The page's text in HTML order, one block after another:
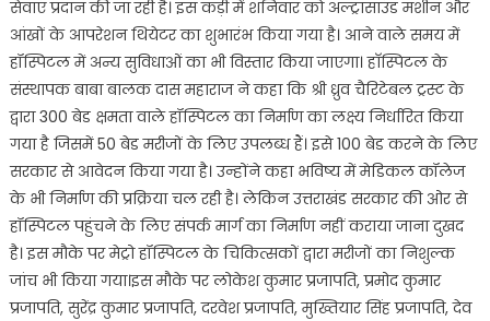
सेवाएं प्रदान की जा रही है।‌ इस कड़ी में शनिवार को अल्ट्रासाउंड मशीन और
आंखों के आपरेशन थियेटर का शुभारंभ किया गया है। आने वाले समय में
हॉस्पिटल में अन्य सुविधाओं का भी विस्तार किया जाएगा। हाॅस्पिटल के
संस्थापक बाबा बालक दास महाराज ने कहा कि श्री ध्रुव चैरिटेबल ट्रस्ट के
द्वारा 300 बेड क्षमता वाले हॉस्पिटल का निर्माण का लक्ष्य निर्धारित किया
गया है जिसमें 50 बेड मरीजों के लिए उपलब्ध हैं। इसे 100 बेड करने के लिए
सरकार से आवेदन किया गया है। उन्होंने कहा भविष्य में मेडिकल कॉलेज
के भी निर्माण की प्रक्रिया चल रही है। लेकिन उत्तराखंड सरकार की ओर से
हॉस्पिटल पहुंचने के लिए संपर्क मार्ग का निर्माण नहीं कराया जाना दुखद
है। इस मौके पर मेट्रो हॉस्पिटल के चिकित्सकों द्वारा मरीजों का निशुल्क
जांच भी किया गया।इस मौके पर लोकेश कुमार प्रजापति, प्रमोद कुमार
प्रजापति, सुरेंद्र कुमार प्रजापति, दरवेश प्रजापति, मुख्तियार सिंह प्रजापति, देव